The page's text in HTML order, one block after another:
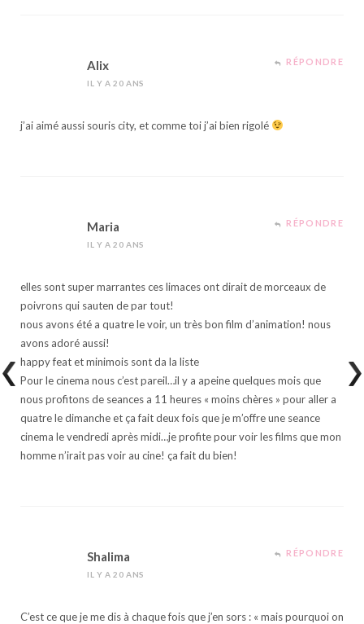
Alix
IL Y A 20 ANS
RÉPONDRE
j’ai aimé aussi souris city, et comme toi j’ai bien rigolé
Maria
IL Y A 20 ANS
RÉPONDRE
elles sont super marrantes ces limaces ont dirait de morceaux de
poivrons qui sauten de par tout!
nous avons été a quatre le voir, un très bon film d’animation! nous
avons adoré aussi!
happy feat et minimois sont da la liste
Pour le cinema nous c’est pareil…il y a apeine quelques mois que
nous profitons de seances a 11 heures « moins chères » pour aller a
quatre le dimanche et ça fait deux fois que je m’offre une seance
cinema le vendredi après midi…je profite pour voir les films que mon
homme n’irait pas voir au cine! ça fait du bien!
Shalima
IL Y A 20 ANS
RÉPONDRE
C’est ce que je me dis à chaque fois que j’en sors : « mais pourquoi on